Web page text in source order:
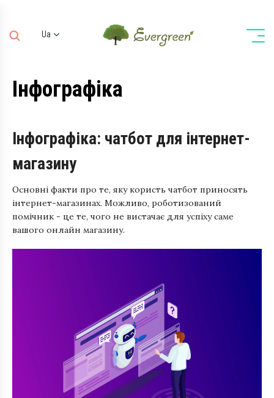
Ua
De
Інфографіка
Інфографіка: чатбот для інтернет-
магазину
Основні факти про те, яку користь чатбот приносять
інтернет-магазинах. Можливо, роботизований
помічник - це те, чого не вистачає для успіху саме
вашого онлайн магазину.